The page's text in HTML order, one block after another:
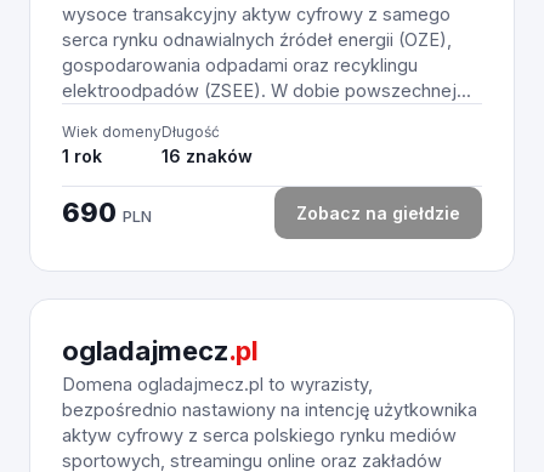
wysoce transakcyjny aktyw cyfrowy z samego
serca rynku odnawialnych źródeł energii (OZE),
gospodarowania odpadami oraz recyklingu
elektroodpadów (ZSEE). W dobie powszechnej...
Wiek domeny
1 rok
Długość
16 znaków
690 PLN Zobacz na giełdzie
ogladajmecz.pl
Domena ogladajmecz.pl to wyrazisty,
bezpośrednio nastawiony na intencję użytkownika
aktyw cyfrowy z serca polskiego rynku mediów
sportowych, streamingu online oraz zakładów